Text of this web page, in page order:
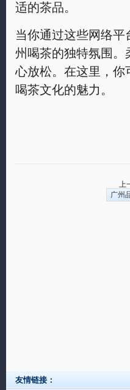
适的茶品。
当你通过这些网络
州喝茶的独特氛围。
心放松。在这里，你
喝茶文化的魅力。
上
广州
友情链接：